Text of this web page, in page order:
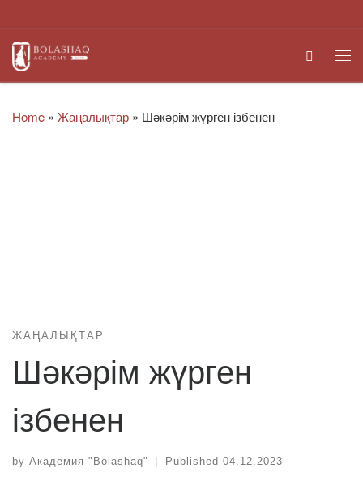
Search
Home » Жаңалықтар » Шәкәрім жүрген ізбенен
ЖАҢАЛЫҚТАР
Шәкәрім жүрген
ізбенен
by Академия "Bolashaq" | Published 04.12.2023